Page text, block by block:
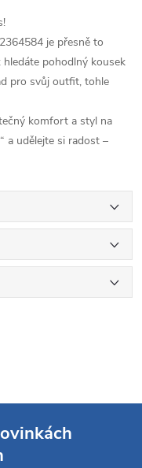
je přesně to
pohodlný kousek
pro svůj outfit, tohle
komfort a styl na
a udělejte si radost –